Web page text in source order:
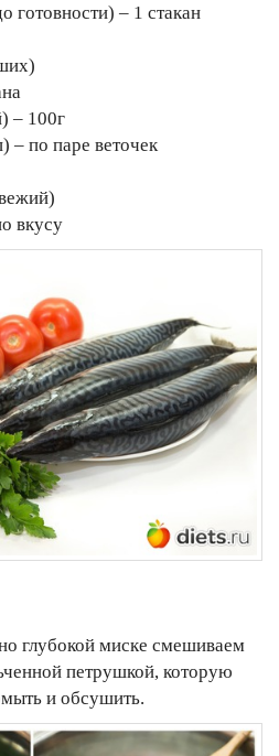
готовности) – 1 стакан
– 100г
– по паре веточек
вкусу
глубокой миске смешиваем
петрушкой, которую
и обсушить.